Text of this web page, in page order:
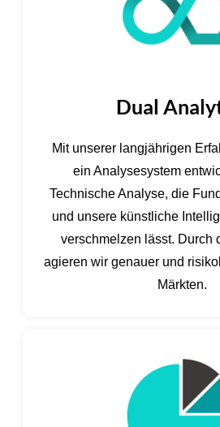
Dual
Mit unserer langjährigen
ein Analysesystem
Technische Analyse, die
und unsere künstliche
verschmelzen lässt. Durch
agieren wir genauer und
Märkten.